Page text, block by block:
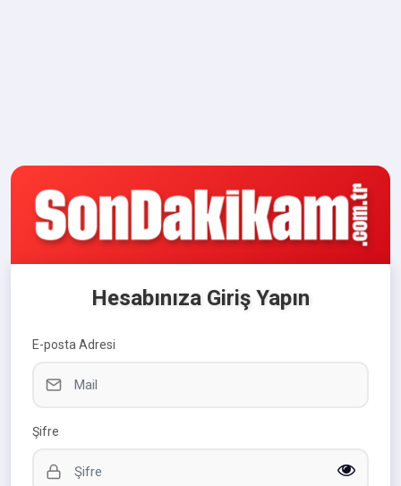
Hesabınıza Giriş Yapın
E-posta Adresi
Şifre